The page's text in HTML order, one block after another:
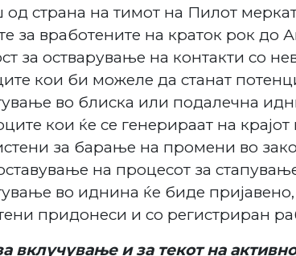
страна на тимот на Пилот
за вработените на краток рок до
за остварување на контакти со
кои би можеле да станат
во блиска или подалечна
кои ќе се генерираат на
за барање на промени во
на процесот за
во иднина ќе биде
придонеси и со регистриран
вклучување и за текот на